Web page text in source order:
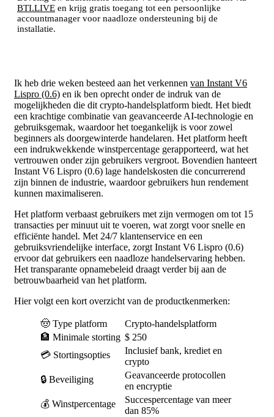
BTI.LIVE en krijg gratis toegang tot een persoonlijke
accountmanager voor naadloze ondersteuning bij de
installatie.
Ik heb drie weken besteed aan het verkennen van Instant V6
Lispro (0.6) en ik ben oprecht onder de indruk van de
mogelijkheden die dit crypto-handelsplatform biedt. Het biedt
een krachtige combinatie van geavanceerde AI-technologie en
gebruiksgemak, waardoor het toegankelijk is voor zowel
beginners als doorgewinterde handelaren. Het platform heeft
een indrukwekkende winstpercentage gerapporteerd, wat het
vertrouwen onder zijn gebruikers vergroot. Bovendien hanteert
Instant V6 Lispro (0.6) lage handelskosten die concurrerend
zijn binnen de industrie, waardoor gebruikers hun rendement
kunnen maximaliseren.
Het platform verbaast gebruikers met zijn vermogen om tot 15
transacties per minuut uit te voeren, wat zorgt voor snelle en
efficiënte handel. Met 24/7 klantenservice en een
gebruiksvriendelijke interface, zorgt Instant V6 Lispro (0.6)
ervoor dat gebruikers een naadloze handelservaring hebben.
Het transparante opnamebeleid draagt verder bij aan de
betrouwbaarheid van het platform.
Hier volgt een kort overzicht van de productkenmerken:
🤠 Type platform
Crypto-handelsplatform
🏦 Minimale storting $ 250
💳 Stortingsopties
Inclusief bank, krediet en
crypto
🔒 Beveiliging
Geavanceerde protocollen
en encryptie
💰 Winstpercentage
Succespercentage van meer
dan 85%